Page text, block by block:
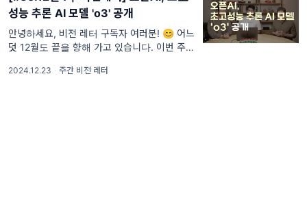
#AI에이전트 (33)
#AI인프라 (32)
#데이터센터 (31)
#디지털전환 (31)
#AI윤리 (31)
성능 추론 AI 모델 'o3' 공개
안녕하세요, 비전 레터 구독자 여러분! 😊 어느
덧 12월도 끝을 향해 가고 있습니다. 이번 주는
는 설렘과 기대가 가득한 시간인데요.
2024.12.23 · 주간 비전 레터